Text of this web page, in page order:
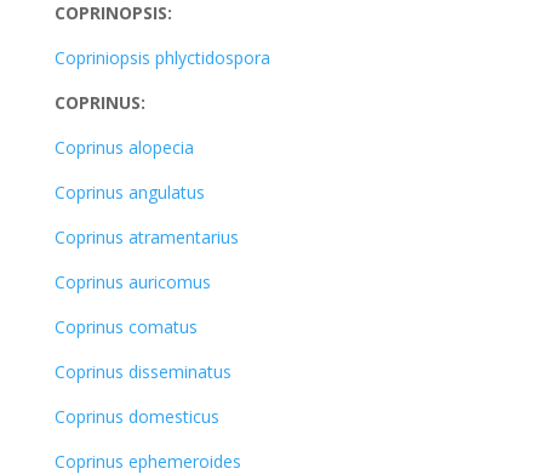
COPRINOPSIS:
Copriniopsis phlyctidospora
COPRINUS:
Coprinus alopecia
Coprinus angulatus
Coprinus atramentarius
Coprinus auricomus
Coprinus comatus
Coprinus disseminatus
Coprinus domesticus
Coprinus ephemeroides